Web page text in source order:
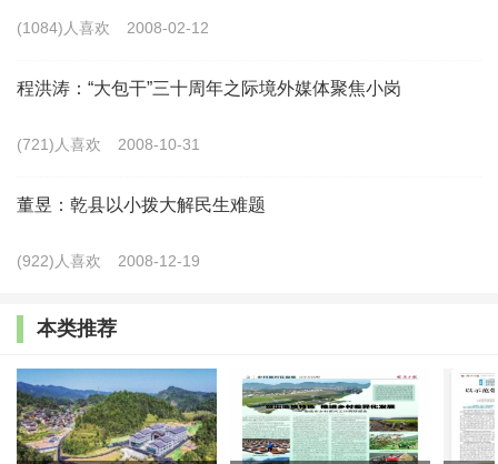
总体而言, 改革开放以来我国农村金融制度先后经历
个阶段, 在各阶段农村金融不仅为农村经济发展提供了资
金流通、交换的媒介平台, 而且还发挥动员和配置农村地
险的作用, 同时也活跃了农村经济发展环境, 并多角度助
推农村经济及农业现代化建设。
(一) 农村金融制度重新确立阶段 (1978—1992年)
十一届三中全会以后, 我国开始建立和普遍实行农业
家庭承包责任制, 最终废除了人民公社体制, 同时这一时
期农村经济体制也逐步完善。为了配合整个农村经济体
(1084)人喜欢 2008-02-12
程洪涛：“大包干”三十周年之际境外媒体聚焦小岗
(721)人喜欢 2008-10-31
董昱：乾县以小拨大解民生难题
(922)人喜欢 2008-12-19
本类推荐